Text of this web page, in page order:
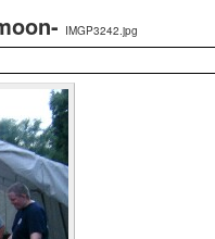
IMGP3242.jpg